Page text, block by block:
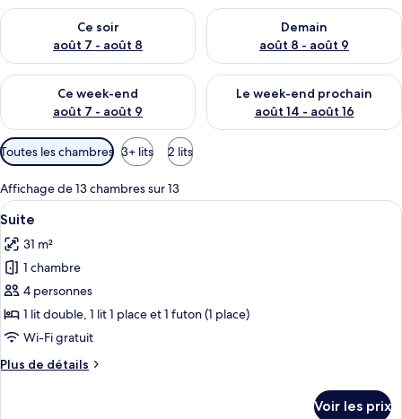
Ce soir
août 7 - août 8
Vérifier la disponibilité pour ce soir août 7 - août 8
Demain
août 8 - août 9
Vérifier la disponibilité pour
Ce week-end
août 7 - août 9
Vérifier la disponibilité pour ce week-end août 7 - août 9
Le week-end prochain
août 14 - août 16
Vérifier la disponibilité pour
Filtres
disponibles
pour
les
chambres
Toutes les chambres 3+ lits 2 lits
Affichage de 13 chambres sur 13
Afficher
toutes
les
photos
pour
ce
type
chambre :
16
Suite
31 m²
1 chambre
4 personnes
1 lit double, 1 lit 1 place et 1 futon (1 place)
Wi-Fi gratuit
Plus de détails
Plus
Voir les prix